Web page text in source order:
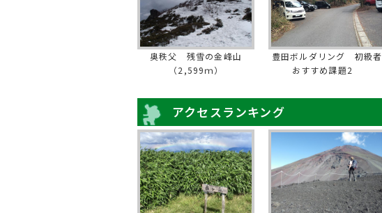
奥秩父 残雪の金峰山
（2,599ｍ）
豊田ボルダリング 初級者
おすすめ課題2
アクセスランキング